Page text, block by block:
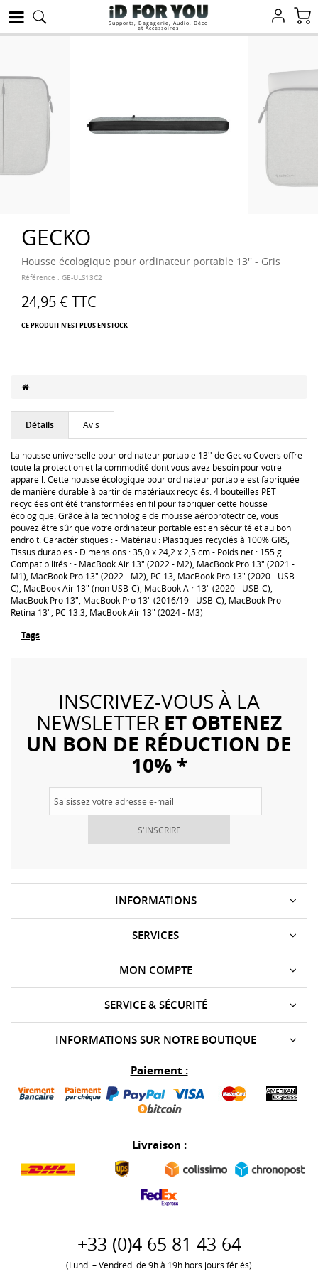
Supports, Bagagerie, Audio, Déco
et Accessoires
GECKO
Housse écologique pour ordinateur portable 13'' - Gris
Référence : GE-ULS13C2
24,95 € TTC
CE PRODUIT N'EST PLUS EN STOCK
Détails Avis
La housse universelle pour ordinateur portable 13'' de Gecko Covers offre
toute la protection et la commodité dont vous avez besoin pour votre
appareil. Cette housse écologique pour ordinateur portable est fabriquée
de manière durable à partir de matériaux recyclés. 4 bouteilles PET
recyclées ont été transformées en fil pour fabriquer cette housse
écologique. Grâce à la technologie de mousse aéroprotectrice, vous
pouvez être sûr que votre ordinateur portable est en sécurité et au bon
endroit. Caractéristiques : - Matériau : Plastiques recyclés à 100% GRS,
Tissus durables - Dimensions : 35,0 x 24,2 x 2,5 cm - Poids net : 155 g
Compatibilités : - MacBook Air 13" (2022 - M2), MacBook Pro 13" (2021 -
M1), MacBook Pro 13" (2022 - M2), PC 13, MacBook Pro 13" (2020 - USB-
C), MacBook Air 13" (non USB-C), MacBook Air 13" (2020 - USB-C),
MacBook Pro 13", MacBook Pro 13" (2016/19 - USB-C), MacBook Pro
Retina 13", PC 13.3, MacBook Air 13" (2024 - M3)
Tags
INSCRIVEZ-VOUS À LA
NEWSLETTER ET OBTENEZ
UN BON DE RÉDUCTION DE
10% *
S'INSCRIRE
INFORMATIONS
SERVICES
SERVICE & SÉCURITÉ
MON COMPTE
INFORMATIONS SUR NOTRE BOUTIQUE
Paiement :
Livraison :
+33 (0)4 65 81 43 64
(Lundi – Vendredi de 9h à 19h hors jours fériés)